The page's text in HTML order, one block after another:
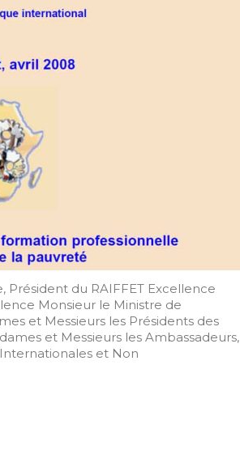
Président du RAIFFET Excellence
Monsieur le Ministre de
et Messieurs les Présidents des
et Messieurs les Ambassadeurs,
et Non